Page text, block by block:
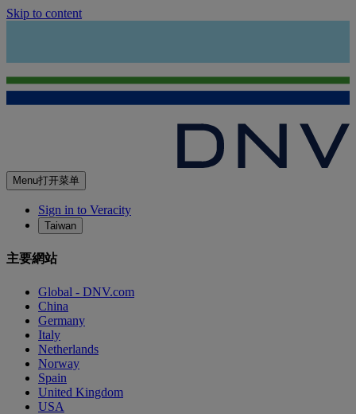
Skip to content
Menu打开菜单
Sign in to Veracity
Taiwan
主要網站
Global - DNV.com
China
Germany
Italy
Netherlands
Norway
Spain
United Kingdom
USA